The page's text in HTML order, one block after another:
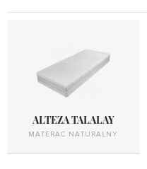
ALTEZA TALALAY
MATERAC NATURALNY